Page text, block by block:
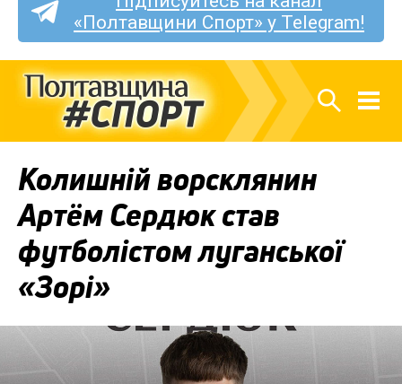
«Полтавщини Спорт» у Telegram!
Колишній ворсклянин
Артём Сердюк став
футболістом луганської
«Зорі»